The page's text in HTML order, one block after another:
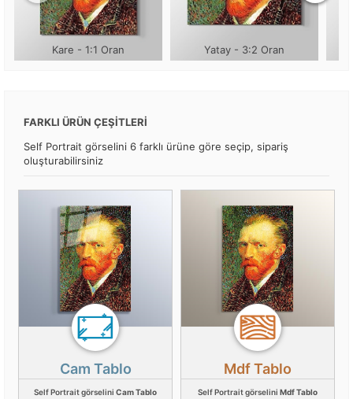
Kare - 1:1 Oran Yatay - 3:2 Oran
FARKLI ÜRÜN ÇEŞİTLERİ
Self Portrait görselini 6 farklı ürüne göre seçip, sipariş
oluşturabilirsiniz
Cam Tablo
Self Portrait görselini Cam Tablo
Mdf Tablo
Self Portrait görselini Mdf Tablo